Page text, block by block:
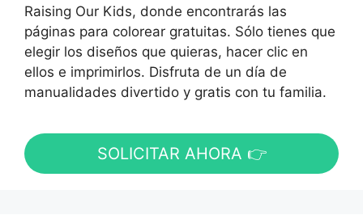
Raising Our Kids, donde encontrarás las
páginas para colorear gratuitas. Sólo tienes que
elegir los diseños que quieras, hacer clic en
ellos e imprimirlos. Disfruta de un día de
manualidades divertido y gratis con tu familia.
SOLICITAR AHORA 👉